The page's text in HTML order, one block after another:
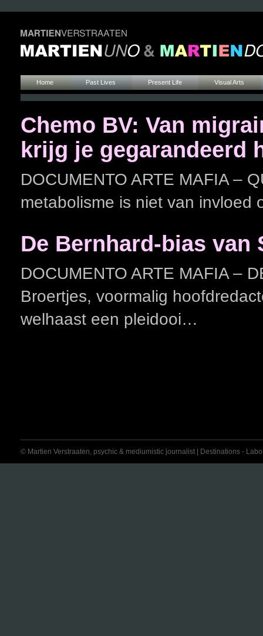
Home Past Lives Present Life Visual Arts
Chemo BV: Van
krijg je gegarandeerd
DOCUMENTO ARTE MAFIA –
metabolisme is niet van
De Bernhard-bias van
DOCUMENTO ARTE MAFIA –
Broertjes, voormalig
welhaast een pleidooi…
© Martien Verstraaten, psychic & mediumistic journalist | Destinations -